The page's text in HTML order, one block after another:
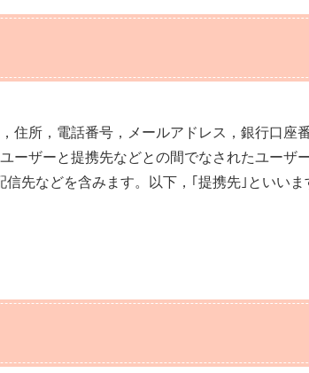
住所，電話番号，メールアドレス，銀行口座
ーザーと提携先などとの間でなされたユーザ
先などを含みます。以下，｢提携先｣といい